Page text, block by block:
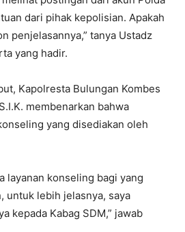
dari pihak kepolisian. Apakah
penjelasannya,” tanya Ustadz
yang hadir.
Kapolresta Bulungan Kombes
membenarkan bahwa
yang disediakan oleh
layanan konseling bagi yang
untuk lebih jelasnya, saya
kepada Kabag SDM,” jawab